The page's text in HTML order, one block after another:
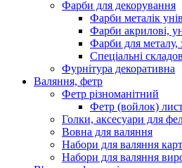
Фарби для декорування
Фарби металік
Фарби акрилові,
Фарби для металу,
Спеціальні
Фурнітура декоративна
Валяння, фетр
Фетр різноманітний
Фетр (войлок)
Голки, аксесуари для
Вовна для валяння
Набори для валяння
Набори для валяння